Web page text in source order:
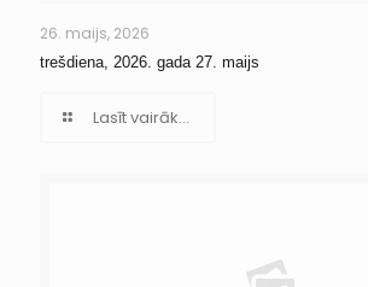
26. maijs, 2026
trešdiena, 2026. gada 27. maijs
Lasīt vairāk...